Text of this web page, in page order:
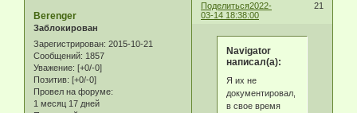
Поделиться 21
2022-
03-14 18:38:00
Berenger
Заблокирован
Зарегистрирован: 2015-10-21
Сообщений: 1857
Уважение: [+0/-0]
Позитив: [+0/-0]
Провел на форуме:
1 месяц 17 дней
Navigator
написал(а):
Я их не
документировал,
в свое время